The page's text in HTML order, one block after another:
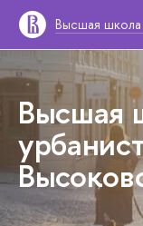
Высшая
Высшая